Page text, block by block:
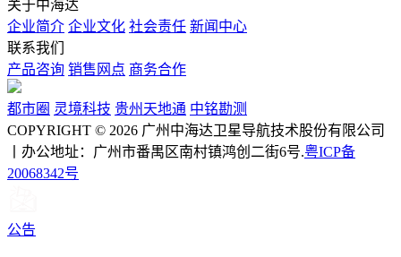
关于中海达
企业简介 企业文化 社会责任 新闻中心
联系我们
产品咨询 销售网点 商务合作
都市圈 灵境科技 贵州天地通 中铭勘测
COPYRIGHT © 2026 广州中海达卫星导航技术股份有限公司
丨办公地址：广州市番禺区南村镇鸿创二街6号.粤ICP备
20068342号
公告